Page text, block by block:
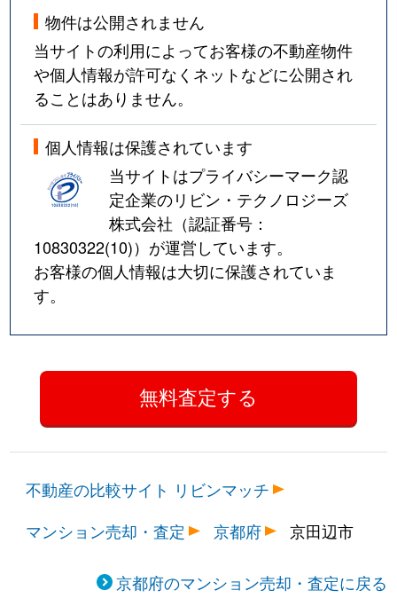
物件は公開されません
当サイトの利用によってお客様の不動産物件
や個人情報が許可なくネットなどに公開され
ることはありません。
個人情報は保護されています
当サイトはプライバシーマーク認
定企業のリビン・テクノロジーズ
株式会社（認証番号：
10830322(10)）が運営しています。
お客様の個人情報は大切に保護されていま
す。
不動産の比較サイト リビンマッチ
マンション売却・査定
京都府 京田辺市
京都府のマンション売却・査定に戻る